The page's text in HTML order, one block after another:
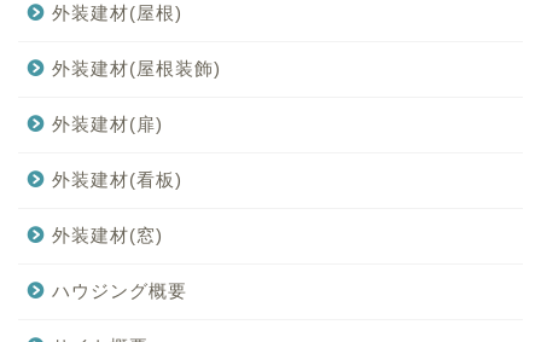
外装建材(屋根)
外装建材(屋根装飾)
外装建材(扉)
外装建材(看板)
外装建材(窓)
ハウジング概要